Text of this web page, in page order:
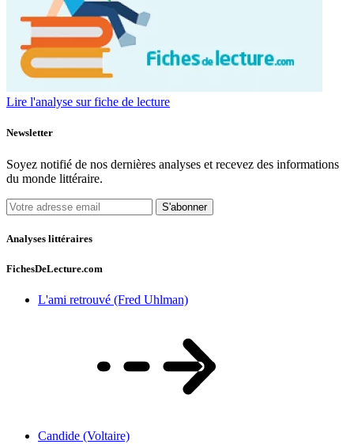
Lire l'analyse sur fiche de lecture
Newsletter
Soyez notifié de nos dernières analyses et recevez des informations
du monde littéraire.
S'abonner
Analyses littéraires
FichesDeLecture.com
L'ami retrouvé (Fred Uhlman)
Candide (Voltaire)